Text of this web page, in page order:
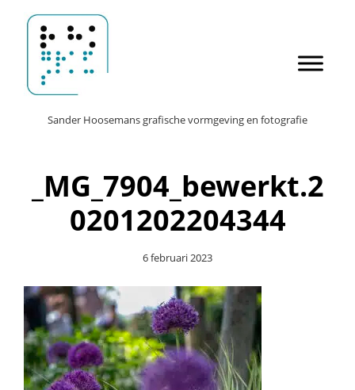
naar
de
hoofd
inhoud
Sander Hoosemans
HeaderSander Hoosemans grafische vormgeving en fotografie
_MG_7904_bewerkt.2
0201202204344
6 februari 2023